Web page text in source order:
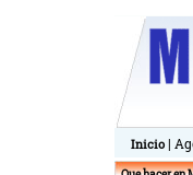
Inicio |